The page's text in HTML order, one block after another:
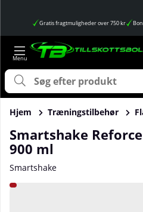
Gratis fragtmuligheder over 750 kr
Hjem Træningstilbehør
Smartshake
900 ml
Smartshake
Produktbilleder Smartshake